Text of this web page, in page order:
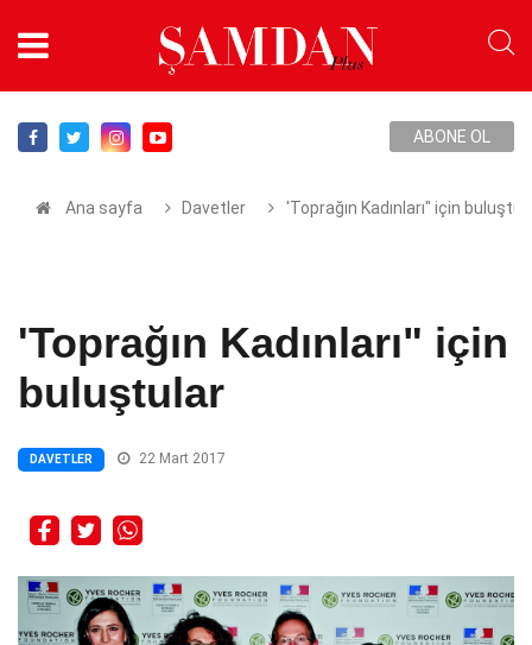
ABONE OL
Ana sayfa Davetler 'Toprağın Kadınları" için
'Toprağın Kadınları" için
buluştular
DAVETLER 22 Mart 2017